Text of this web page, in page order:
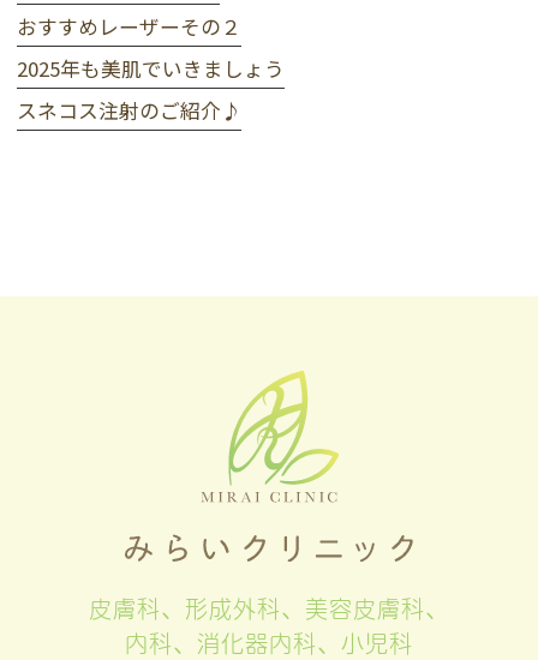
おすすめレーザーその２
2025年も美肌でいきましょう
スネコス注射のご紹介♪
皮膚科、形成外科、美容皮膚科、
内科、消化器内科、小児科